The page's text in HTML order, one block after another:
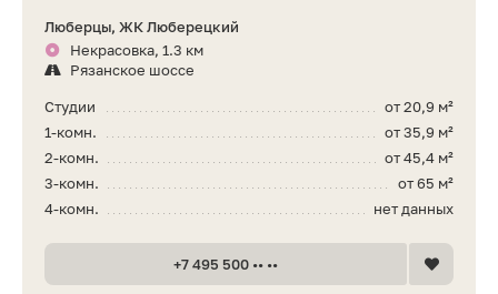
Люберцы, ЖК Люберецкий
Некрасовка, 1.3 км
Рязанское шоссе
от 20,9 м²
Студии
от 35,9 м²
1-комн.
от 45,4 м²
2-комн.
от 65 м²
3-комн.
нет данных
4-комн.
+7 495 500 •• ••